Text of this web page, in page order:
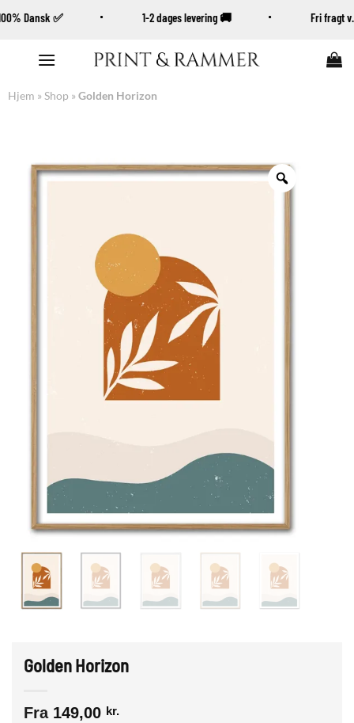
100% Dansk ✅ 1-2 dages levering 🚚 Fri fragt
indhold
Hjem »Shop »Golden Horizon
Golden Horizon
Fra 149,00 kr.